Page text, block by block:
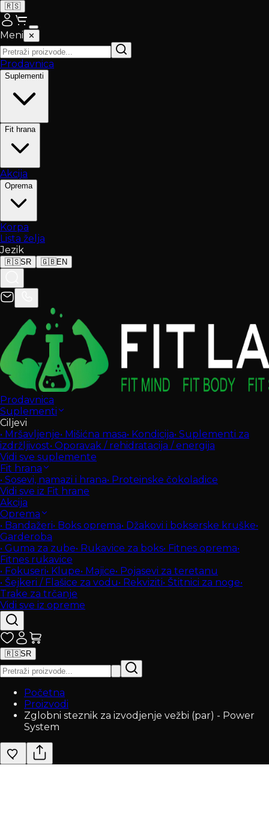
🇷🇸
Meni ✕
Prodavnica
Suplementi
Fit hrana
Akcija
Oprema
Korpa
Lista želja
Jezik
🇷🇸SR 🇬🇧EN
Prodavnica
Suplementi
Ciljevi
• Mršavljenje• Mišićna masa• Kondicija• Suplementi za
izdržljivost• Oporavak / rehidratacija / energija
Vidi sve suplemente
Fit hrana
• Sosevi, namazi i hrana• Proteinske čokoladice
Vidi sve iz Fit hrane
Akcija
Oprema
• Bandažeri• Boks oprema• Džakovi i bokserske kruške•
Garderoba
• Guma za zube• Rukavice za boks• Fitnes oprema•
Fitnes rukavice
• Fokuseri• Klupe• Majice• Pojasevi za teretanu
• Šejkeri / Flašice za vodu• Rekviziti• Štitnici za noge•
Trake za trčanje
Vidi sve iz opreme
🇷🇸SR
Početna
Proizvodi
Zglobni steznik za izvodjenje vežbi (par) - Power
System